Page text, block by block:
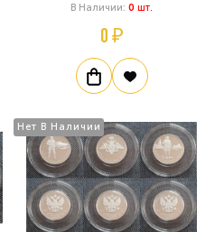
В Наличии: 0 Шт.
0 ₽
Нет В Наличии